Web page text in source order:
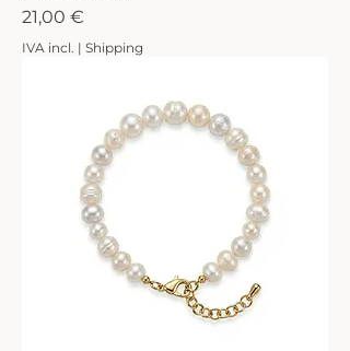
Preço
21,00 €
IVA incl. | Shipping